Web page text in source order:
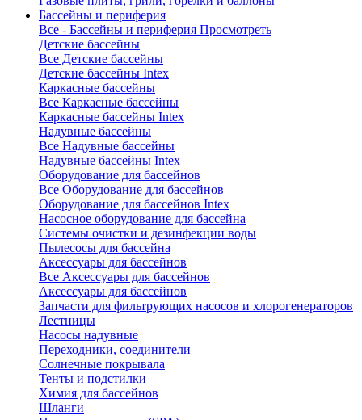
Бассейны и периферия
Все - Бассейны и периферия Просмотреть
Детские бассейны
Все Детские бассейны
Детские бассейны Intex
Каркасные бассейны
Все Каркасные бассейны
Каркасные бассейны Intex
Надувные бассейны
Все Надувные бассейны
Надувные бассейны Intex
Оборудование для бассейнов
Все Оборудование для бассейнов
Оборудование для бассейнов Intex
Насосное оборудование для бассейна
Системы очистки и дезинфекции воды
Пылесосы для бассейна
Аксессуары для бассейнов
Все Аксессуары для бассейнов
Аксессуары для бассейнов
Запчасти для фильтрующих насосов и хлорогенераторов
Лестницы
Насосы надувные
Переходники, соединители
Солнечные покрывала
Тенты и подстилки
Химия для бассейнов
Шланги